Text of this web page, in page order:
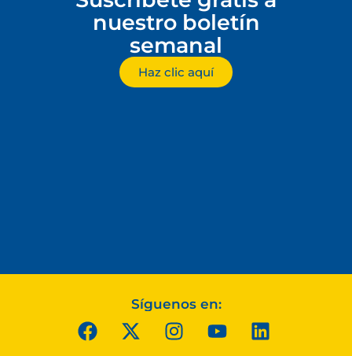
nuestro boletín
semanal
Haz clic aquí
Síguenos en: